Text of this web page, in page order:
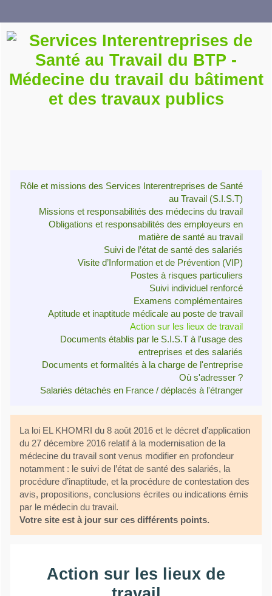
Rôle et missions des Services Interentreprises de Santé
au Travail (S.I.S.T)
Missions et responsabilités des médecins du travail
Obligations et responsabilités des employeurs en
matière de santé au travail
Suivi de l’état de santé des salariés
Visite d’Information et de Prévention (VIP)
Postes à risques particuliers
Suivi individuel renforcé
Examens complémentaires
Aptitude et inaptitude médicale au poste de travail
Action sur les lieux de travail
Documents établis par le S.I.S.T à l'usage des
entreprises et des salariés
Documents et formalités à la charge de l'entreprise
Où s'adresser ?
Salariés détachés en France / déplacés à l'étranger
La loi EL KHOMRI du 8 août 2016 et le décret d’application
du 27 décembre 2016 relatif à la modernisation de la
médecine du travail sont venus modifier en profondeur
notamment : le suivi de l’état de santé des salariés, la
procédure d’inaptitude, et la procédure de contestation des
avis, propositions, conclusions écrites ou indications émis
par le médecin du travail.
Votre site est à jour sur ces différents points.
Action sur les lieux de